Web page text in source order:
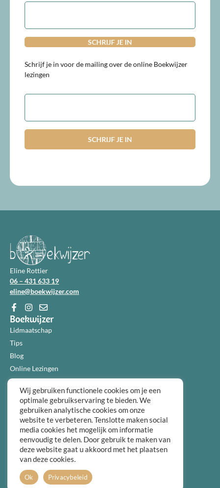
E-
Schrijf je in voor de mailing over de online Boekwijzer
lezingen
E-
Eline Rottier
06 – 431 633 19
eline@boekwijzer.com
Boekwijzer
Lidmaatschap
Tips
Blog
Online Lezingen
Diensten
Over ons
Informatie
Algemene voorwaarden
Privacybeleid
Over ons
FAQ
Contact
Wij gebruiken functionele cookies om je een
optimale gebruikservaring te bieden. We
gebruiken analytische cookies om onze
website te verbeteren. Tenslotte maken social
media cookies het mogelijk om informatie
eenvoudig te delen. Door gebruik te maken van
deze website gaat u akkoord met het plaatsen
van deze cookies.
Ok Privacybeleid